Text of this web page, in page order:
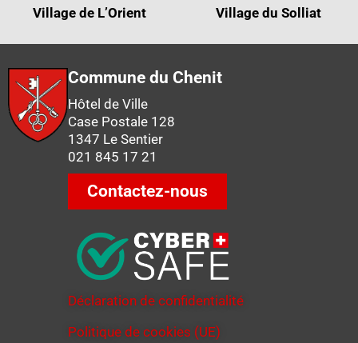
Village de L’Orient Village du Solliat
Commune du Chenit
Hôtel de Ville
Case Postale 128
1347 Le Sentier
021 845 17 21
Contactez-nous
Déclaration de confidentialité
Politique de cookies (UE)